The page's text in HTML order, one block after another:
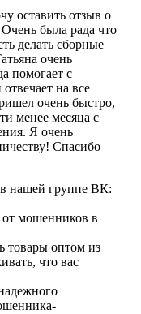
оставить отзыв о
была рада что
делать сборные
очень
помогает с
на все
очень быстро,
менее месяца с
Я очень
Спасибо
нашей группе ВК:
от мошенников в
товары оптом из
что вас